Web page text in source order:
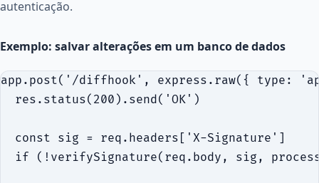
autenticação.
Exemplo: salvar alterações em um banco de dados
app.post('/diffhook', express.raw({ type:
res.status(200).send('OK')
  const sig = req.headers['X-Signature']
if (!verifySignature(req.body, sig,